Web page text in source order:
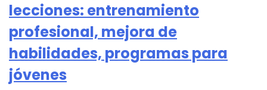
lecciones: entrenamiento
profesional, mejora de
habilidades, programas para
jóvenes